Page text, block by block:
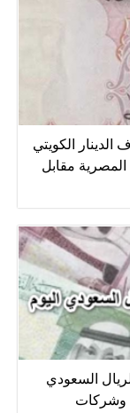
الكويتي
جميع البنوك المصرية مقابل
السعودي
البنوك وشركات